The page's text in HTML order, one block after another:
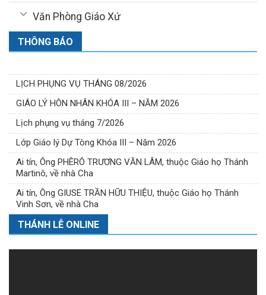
Văn Phòng Giáo Xứ
THÔNG BÁO
LỊCH PHỤNG VỤ THÁNG 08/2026
GIÁO LÝ HÔN NHÂN KHÓA III – NĂM 2026
Lịch phụng vụ tháng 7/2026
Lớp Giáo lý Dự Tòng Khóa III – Năm 2026
Ai tín, Ông PHÊRÔ TRƯƠNG VĂN LÂM, thuộc Giáo họ Thánh
Martinô, về nhà Cha
Ai tín, Ông GIUSE TRẦN HỮU THIỆU, thuộc Giáo họ Thánh
Vinh Sơn, về nhà Cha
THÁNH LỄ ONLINE